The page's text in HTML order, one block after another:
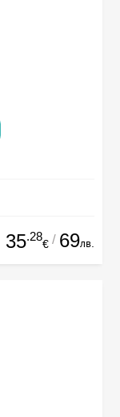
35.28
€ / 69лв.